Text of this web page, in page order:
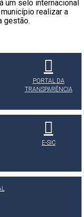
um selo internacional
realizar a
gestão.
PORTAL DA
TRANSPARÊNCIA
E-SIC